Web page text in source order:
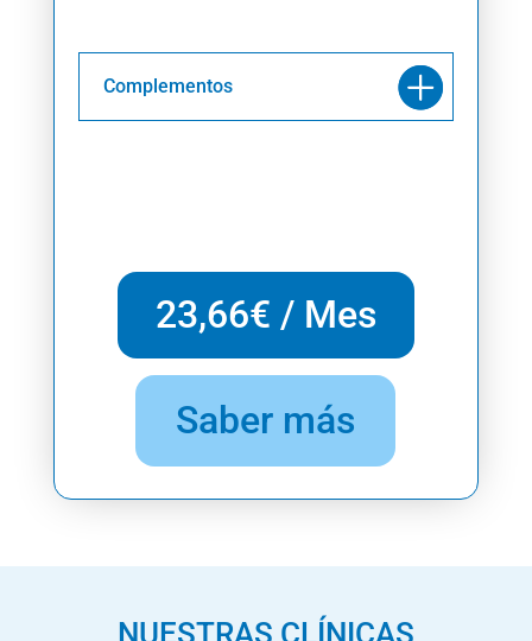
Complementos
23,66€ / Mes
Saber más
NUESTRAS CLÍNICAS